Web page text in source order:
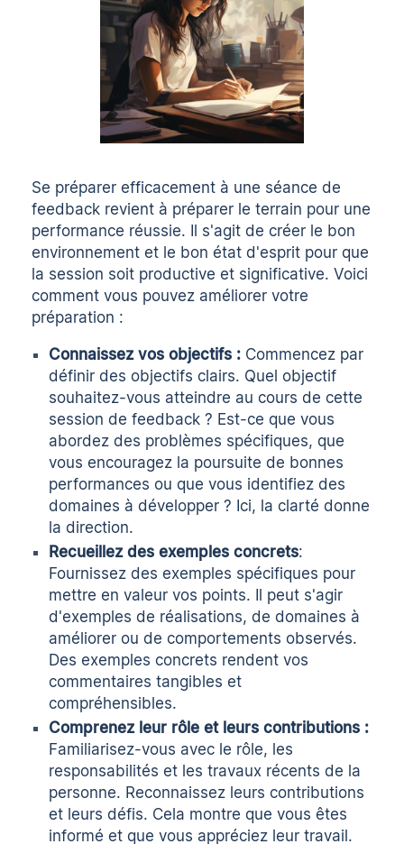
Se préparer efficacement à une séance de
feedback revient à préparer le terrain pour une
performance réussie. Il s'agit de créer le bon
environnement et le bon état d'esprit pour que
la session soit productive et significative. Voici
comment vous pouvez améliorer votre
préparation :
Connaissez vos objectifs : Commencez par
définir des objectifs clairs. Quel objectif
souhaitez-vous atteindre au cours de cette
session de feedback ? Est-ce que vous
abordez des problèmes spécifiques, que
vous encouragez la poursuite de bonnes
performances ou que vous identifiez des
domaines à développer ? Ici, la clarté donne
la direction.
Recueillez des exemples concrets:
Fournissez des exemples spécifiques pour
mettre en valeur vos points. Il peut s'agir
d'exemples de réalisations, de domaines à
améliorer ou de comportements observés.
Des exemples concrets rendent vos
commentaires tangibles et
compréhensibles.
Comprenez leur rôle et leurs contributions :
Familiarisez-vous avec le rôle, les
responsabilités et les travaux récents de la
personne. Reconnaissez leurs contributions
et leurs défis. Cela montre que vous êtes
informé et que vous appréciez leur travail.